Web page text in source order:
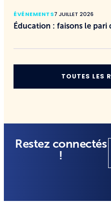
ÉVÉNEMENTS7 JUILLET 2026
Éducation : faisons le pari
TOUTES LES
Restez connectés
!